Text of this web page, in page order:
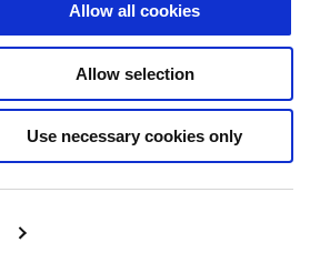
Allow all cookies
Allow selection
Use necessary cookies only